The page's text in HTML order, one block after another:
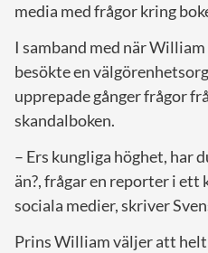
media med frågor kring
I samband med när
besökte en
upprepade gånger frågor
skandalboken.
– Ers kungliga höghet, har
än?, frågar en reporter i
sociala medier, skriver
Prins William väljer att